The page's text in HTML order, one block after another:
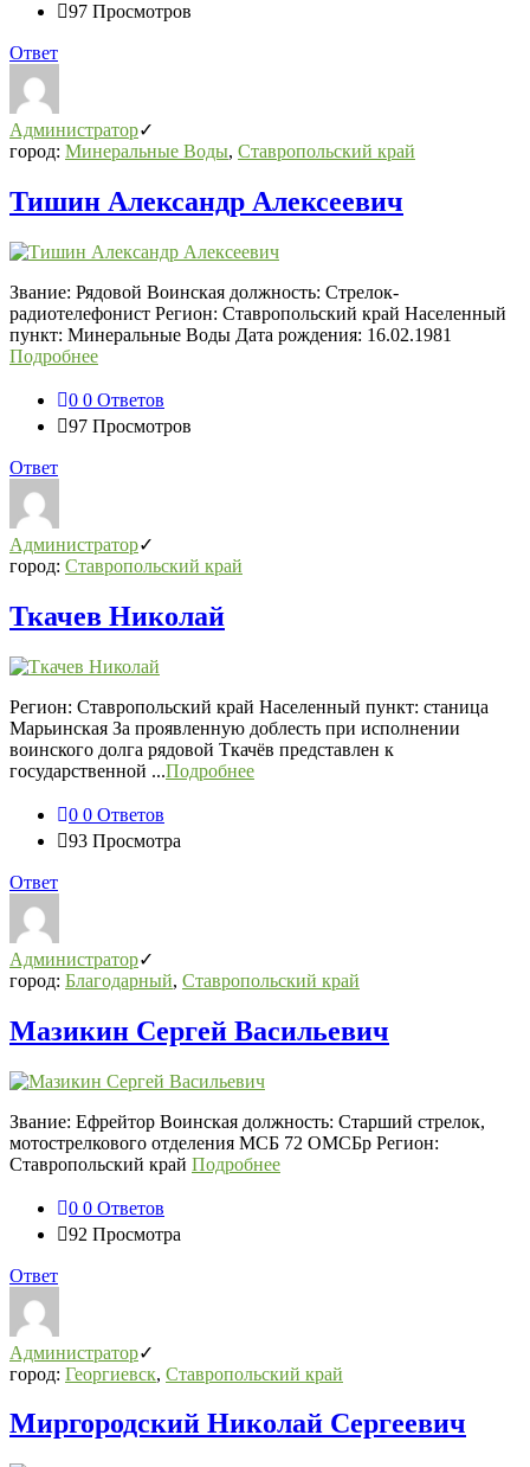
97 Просмотров
Ответ
Администратор
город: Минеральные Воды, Ставропольский край
Тишин Александр Алексеевич
Звание: Рядовой Воинская должность: Стрелок-
радиотелефонист Регион: Ставропольский край Населенный
пункт: Минеральные Воды Дата рождения: 16.02.1981
Подробнее
0 0 Ответов
97 Просмотров
Ответ
Администратор
город: Ставропольский край
Ткачев Николай
Регион: Ставропольский край Населенный пункт: станица
Марьинская За проявленную доблесть при исполнении
воинского долга рядовой Ткачёв представлен к
государственной ...Подробнее
0 0 Ответов
93 Просмотра
Ответ
Администратор
город: Благодарный, Ставропольский край
Мазикин Сергей Васильевич
Звание: Ефрейтор Воинская должность: Старший стрелок,
мотострелкового отделения МСБ 72 ОМСБр Регион:
Ставропольский край Подробнее
0 0 Ответов
92 Просмотра
Ответ
Администратор
город: Георгиевск, Ставропольский край
Миргородский Николай Сергеевич